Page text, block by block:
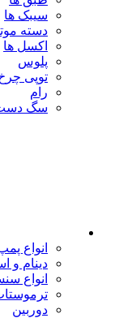
سیبک ها
دسته
اکسل ها
پلوس
توپی
رام
سگ
انواع
دینام و
انواع
دوربین